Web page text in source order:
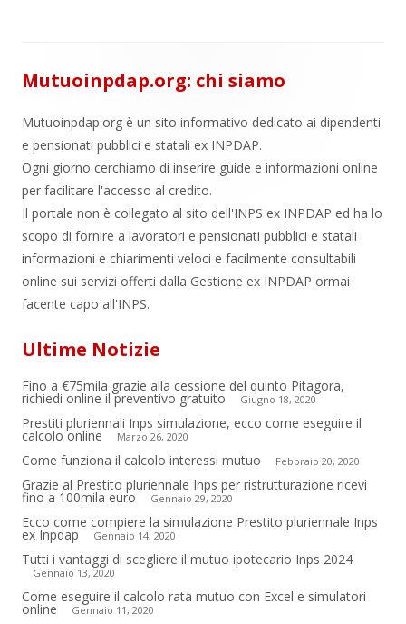
Mutuoinpdap.org: chi siamo
Mutuoinpdap.org è un sito informativo dedicato ai dipendenti
e pensionati pubblici e statali ex INPDAP.
Ogni giorno cerchiamo di inserire guide e informazioni online
per facilitare l'accesso al credito.
Il portale non è collegato al sito dell'INPS ex INPDAP ed ha lo
scopo di fornire a lavoratori e pensionati pubblici e statali
informazioni e chiarimenti veloci e facilmente consultabili
online sui servizi offerti dalla Gestione ex INPDAP ormai
facente capo all'INPS.
Ultime Notizie
Fino a €75mila grazie alla cessione del quinto Pitagora,
richiedi online il preventivo gratuito Giugno 18, 2020
Prestiti pluriennali Inps simulazione, ecco come eseguire il
calcolo online Marzo 26, 2020
Come funziona il calcolo interessi mutuo Febbraio 20, 2020
Grazie al Prestito pluriennale Inps per ristrutturazione ricevi
fino a 100mila euro Gennaio 29, 2020
Ecco come compiere la simulazione Prestito pluriennale Inps
ex Inpdap Gennaio 14, 2020
Tutti i vantaggi di scegliere il mutuo ipotecario Inps 2024
Gennaio 13, 2020
Come eseguire il calcolo rata mutuo con Excel e simulatori
online Gennaio 11, 2020